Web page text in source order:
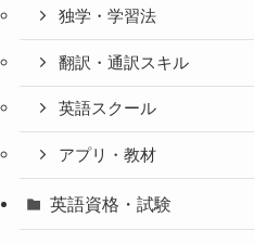
独学・学習法
翻訳・通訳スキル
英語スクール
アプリ・教材
英語資格・試験